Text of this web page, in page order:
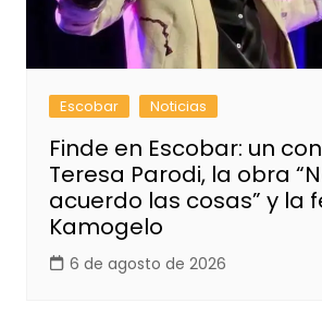
Escobar Noticias
Finde en Escobar: un
Teresa Parodi, la obra
acuerdo las cosas” y la
Kamogelo
6 de agosto de 2026